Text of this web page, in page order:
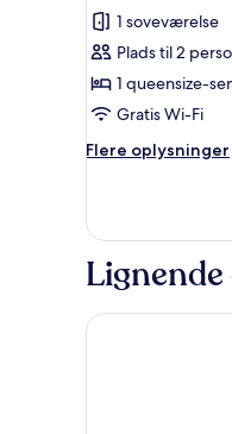
byudsigt
-
1
queensize-
-
1 soveværelse
Plads til 2
1 queensize-
Gratis Wi-Fi
Flere oplysninger
Flere
dobbeltværelse
seng
Peridot Grand